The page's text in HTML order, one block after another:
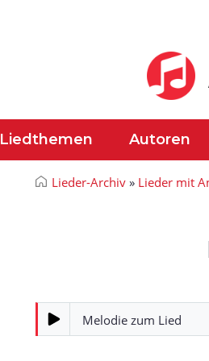
Liedthemen Autoren
Lieder-Archiv » Lieder mit
Melodie zum Lied